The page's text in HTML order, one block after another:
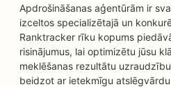
Apdrošināšanas aģentūrām ir
izceltos specializētajā un
Ranktracker rīku kopums
risinājumus, lai optimizētu jūsu
meklēšanas rezultātu
beidzot ar ietekmīgu